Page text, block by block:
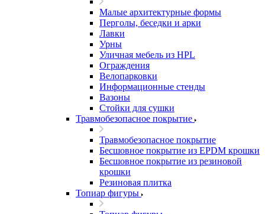
Малые архитектурные формы
Перголы, беседки и арки
Лавки
Урны
Уличная мебель из HPL
Ограждения
Велопарковки
Информационные стенды
Вазоны
Стойки для сушки
Травмобезопасное покрытие
Травмобезопасное покрытие
Бесшовное покрытие из EPDM крошки
Бесшовное покрытие из резиновой
крошки
Резиновая плитка
Топиар фигуры